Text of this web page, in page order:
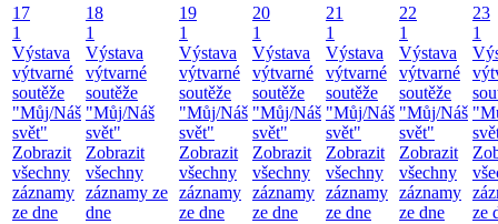
17
1
Výstava
výtvarné
soutěže
"Můj/Náš
svět"
Zobrazit
všechny
záznamy
ze dne
18
1
Výstava
výtvarné
soutěže
"Můj/Náš
svět"
Zobrazit
všechny
záznamy ze
dne
19
1
Výstava
výtvarné
soutěže
"Můj/Náš
svět"
Zobrazit
všechny
záznamy
ze dne
20
1
Výstava
výtvarné
soutěže
"Můj/Náš
svět"
Zobrazit
všechny
záznamy
ze dne
21
1
Výstava
výtvarné
soutěže
"Můj/Náš
svět"
Zobrazit
všechny
záznamy
ze dne
22
1
Výstava
výtvarné
soutěže
"Můj/Náš
svět"
Zobrazit
všechny
záznamy
ze dne
23
1
ze